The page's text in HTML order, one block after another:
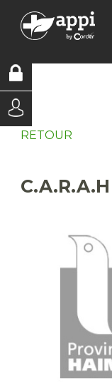
RETOUR
C.A.R.A.H